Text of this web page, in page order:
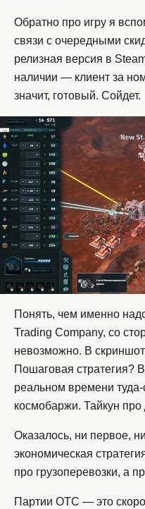
Обратно про игру я
связи с очередными
релизная версия в
наличии — клиент за
значит, готовый. Сойдет.
Понять, чем именно
Trading Company, со
невозможно. В
Пошаговая стратегия?
реальном времени
космобаржи. Тайкун
Оказалось, ни первое,
экономическая
про грузоперевозки, а
Партии OTC — это